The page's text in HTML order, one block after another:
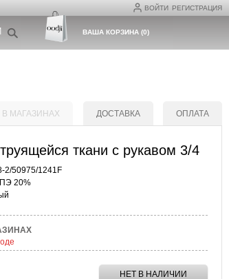
ВОЙТИ РЕГИСТРАЦИЯ
ВАША КОРЗИНА(0)
В МАГАЗИНАХ ДОСТАВКА ОПЛАТА
ткани с рукавом 3/4
2/50975/1241F
20%
НЕТ В НАЛИЧИИ